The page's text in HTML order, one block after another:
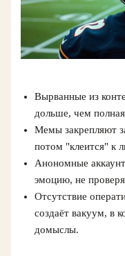
Вырванные из
дольше, чем
Мемы закрепляют
потом "клеится" к
Анономные
эмоцию, не
Отсутствие
создаёт вакуум, в
домыслы.